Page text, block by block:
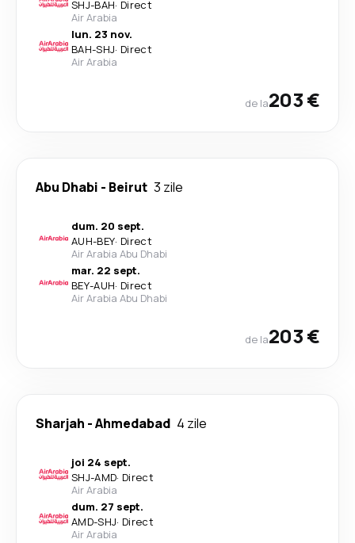
SHJ-BAH· Direct
Air Arabia
lun. 23 nov.
BAH-SHJ· Direct
Air Arabia
de la203 €
Abu Dhabi - Beirut 3 zile
dum. 20 sept.
AUH-BEY· Direct
Air Arabia Abu Dhabi
mar. 22 sept.
BEY-AUH· Direct
Air Arabia Abu Dhabi
de la203 €
Sharjah -Ahmedabad 4 zile
joi 24 sept.
SHJ-AMD· Direct
Air Arabia
dum. 27 sept.
AMD-SHJ· Direct
Air Arabia